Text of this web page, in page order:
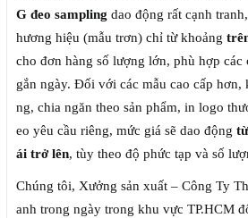
G đeo sampling dao động rất cạnh
hương hiệu (mẫu trơn) chỉ từ khoảng
cho đơn hàng số lượng lớn, phù hợp
gắn ngày. Đối với các mẫu cao cấp hơn,
ng, chia ngăn theo sản phẩm, in logo
eo yêu cầu riêng, mức giá sẽ dao động
ái trở lên, tùy theo độ phức tạp và số
Chúng tôi, Xưởng sản xuất – Công Ty
anh trong ngày trong khu vực TP.HCM